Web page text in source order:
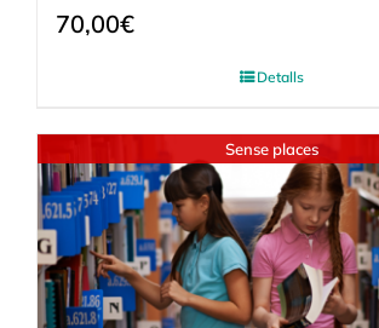
70,00€
Detalls
Sense places